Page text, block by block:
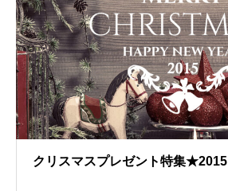
クリスマスプレゼント特集★2015